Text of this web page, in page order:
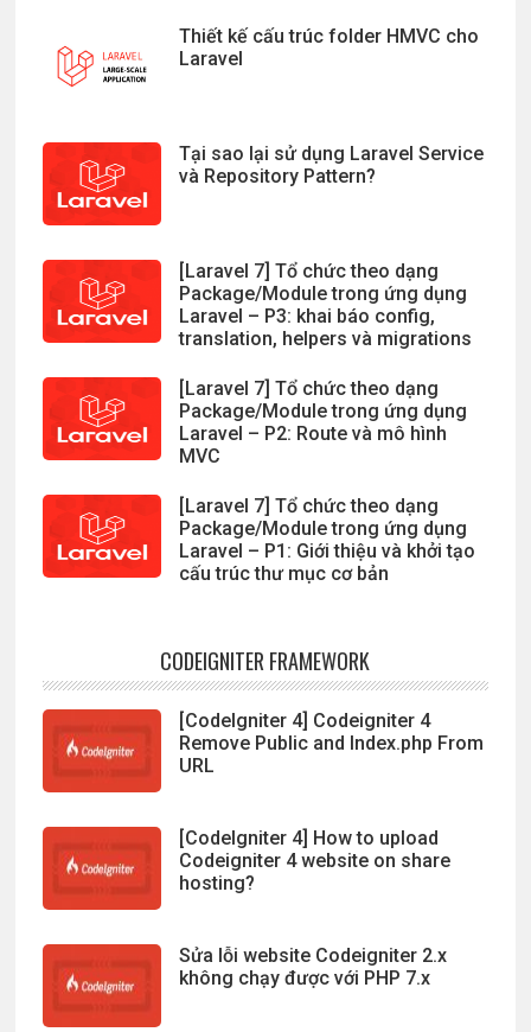
Thiết kế cấu trúc folder HMVC cho
Laravel
Tại sao lại sử dụng Laravel Service
và Repository Pattern?
[Laravel 7] Tổ chức theo dạng
Package/Module trong ứng dụng
Laravel – P3: khai báo config,
translation, helpers và migrations
[Laravel 7] Tổ chức theo dạng
Package/Module trong ứng dụng
Laravel – P2: Route và mô hình
MVC
[Laravel 7] Tổ chức theo dạng
Package/Module trong ứng dụng
Laravel – P1: Giới thiệu và khởi tạo
cấu trúc thư mục cơ bản
CODEIGNITER FRAMEWORK
[CodeIgniter 4] Codeigniter 4
Remove Public and Index.php From
URL
[CodeIgniter 4] How to upload
Codeigniter 4 website on share
hosting?
Sửa lỗi website Codeigniter 2.x
không chạy được với PHP 7.x